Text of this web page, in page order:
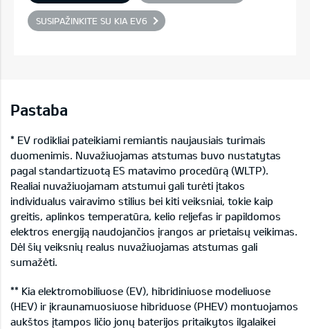
SUSIPAŽINKITE SU KIA EV6
Pastaba
* EV rodikliai pateikiami remiantis naujausiais turimais
duomenimis. Nuvažiuojamas atstumas buvo nustatytas
pagal standartizuotą ES matavimo procedūrą (WLTP).
Realiai nuvažiuojamam atstumui gali turėti įtakos
individualus vairavimo stilius bei kiti veiksniai, tokie kaip
greitis, aplinkos temperatūra, kelio reljefas ir papildomos
elektros energiją naudojančios įrangos ar prietaisų veikimas.
Dėl šių veiksnių realus nuvažiuojamas atstumas gali
sumažėti.
** Kia elektromobiliuose (EV), hibridiniuose modeliuose
(HEV) ir įkraunamuosiuose hibriduose (PHEV) montuojamos
aukštos įtampos ličio jonų baterijos pritaikytos ilgalaikei